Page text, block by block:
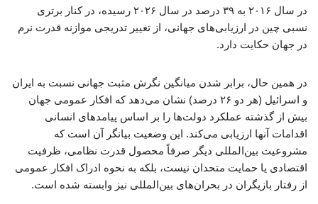
در سال ۲۰۱۶ به ۳۹ درصد در سال ۲۰۲۶ رسیده، در کنار برتری
نسبی چین در ارزیابی‌های جهانی، از تغییر تدریجی موازنه قدرت نرم
در جهان حکایت دارد.
در همین حال، برابر شدن میانگین نگرش مثبت جهانی نسبت به ایران
و اسرائیل (هر دو ۲۶ درصد) نشان می‌دهد که افکار عمومی جهان
بیش از گذشته عملکرد دولت‌ها را بر اساس پیامدهای انسانی
اقدامات آنها ارزیابی می‌کند. این وضعیت بیانگر آن است که
مشروعیت بین‌المللی دیگر صرفاً محصول قدرت نظامی، ظرفیت
اقتصادی یا حمایت متحدان نیست، بلکه به نحوه ادراک افکار عمومی
از رفتار بازیگران در بحران‌های بین‌المللی نیز وابسته شده است.